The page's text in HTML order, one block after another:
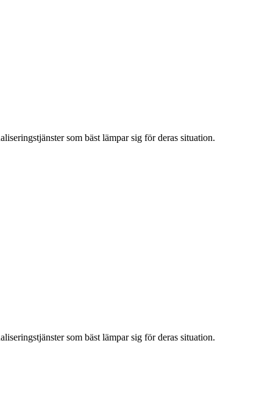
som bäst lämpar sig för deras situation.
som bäst lämpar sig för deras situation.